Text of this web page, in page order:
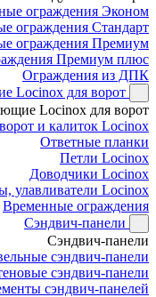
ограждения Эконом
ограждения Стандарт
ограждения Премиум
Премиум плюс
Ограждения из ДПК
Locinox для ворот
Locinox для ворот
и калиток Locinox
Ответные планки
Петли Locinox
Доводчики Locinox
улавливатели Locinox
Временные ограждения
Сэндвич-панели
Сэндвич-панели
сэндвич-панели
сэндвич-панели
сэндвич-панелей